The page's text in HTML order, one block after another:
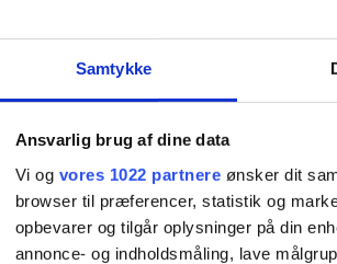
Samtykke
Ansvarlig brug af dine data
Vi og vores 1022 partnere ønsker dit
browser til præferencer, statistik og
opbevarer og tilgår oplysninger på din
annonce- og indholdsmåling, lave
indrettet af den bornholmske
sovesofa (2 sovepladser), stort og
soveværelse med dobbeltseng (2
udgang til balkon eller terrasse. Der